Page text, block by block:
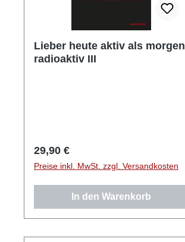
Lieber heute aktiv als morgen
radioaktiv III
Regulärer Preis:
29,90 €
Preise inkl. MwSt. zzgl. Versandkosten
In den Warenkorb